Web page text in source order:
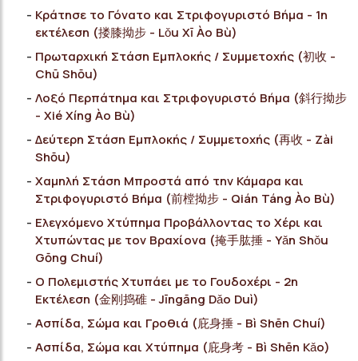
Κράτησε το Γόνατο και Στριφογυριστό Βήμα - 1η
εκτέλεση (搂膝拗步 - Lǒu Xī Ào Bù)
Πρωταρχική Στάση Εμπλοκής / Συμμετοχής (初收 -
Chū Shōu)
Λοξό Περπάτημα και Στριφογυριστό Βήμα (斜行拗步
- Xié Xíng Ào Bù)
Δεύτερη Στάση Εμπλοκής / Συμμετοχής (再收 - Ζài
Shōu)
Χαμηλή Στάση Μπροστά από την Κάμαρα και
Στριφογυριστό Βήμα (前樘拗步 - Qián Táng Ào Bù)
Ελεγχόμενο Χτύπημα Προβάλλοντας το Χέρι και
Χτυπώντας με τον Βραχίονα (掩手肱捶 - Yǎn Shǒu
Gōng Chuí)
Ο Πολεμιστής Χτυπάει με το Γουδοχέρι - 2η
Εκτέλεση (金刚捣碓 - Jīngāng Dǎo Duì)
Ασπίδα, Σώμα και Γροθιά (庇身捶 - Bì Shēn Chuí)
Ασπίδα, Σώμα και Χτύπημα (庇身考 - Bì Shēn Κǎo)